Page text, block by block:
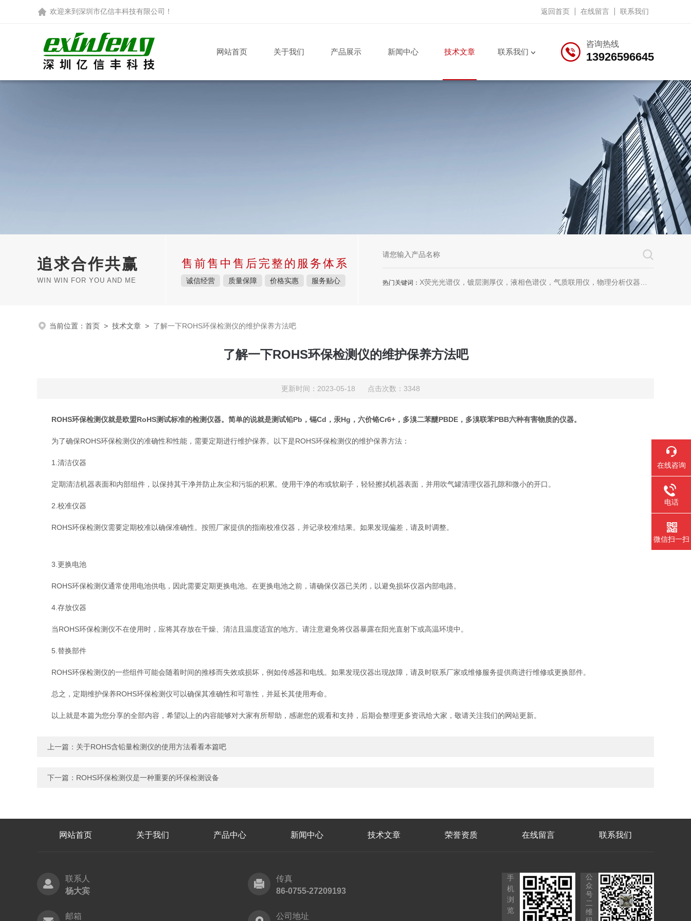
欢迎来到 深圳市亿信丰科技有限公司 ！ 返回首页 在线留言 联系我们
咨询热线
13926596645
网站首页 关于我们 产品展示 新闻中心 技术文章 联系我们
追求合作共赢
WIN WIN FOR YOU AND ME
售前售中售后完整的服务体系
诚信经营 质量保障 价格实惠 服务贴心 热门关键词： X荧光光谱仪，镀层测厚仪，液相色谱仪，气质联用仪，物理分析仪器，化学分析仪器
当前位置： 首页 > 技术文章 > 了解一下ROHS环保检测仪的维护保养方法吧
了解一下ROHS环保检测仪的维护保养方法吧
更新时间：2023-05-18 点击次数：3348
ROHS环保检测仪就是欧盟RoHS测试标准的检测仪器。简单的说就是测试铅Pb，镉Cd，汞Hg，六价铬Cr6+，多溴二苯醚PBDE，多溴联苯PBB六种有害物质的仪器。
为了确保ROHS环保检测仪的准确性和性能，需要定期进行维护保养。以下是ROHS环保检测仪的维护保养方法：
1.清洁仪器
定期清洁机器表面和内部组件，以保持其干净并防止灰尘和污垢的积累。使用干净的布或软刷子，轻轻擦拭机器表面，并用吹气罐清理仪器孔隙和微小的开口。
2.校准仪器
ROHS环保检测仪需要定期校准以确保准确性。按照厂家提供的指南校准仪器，并记录校准结果。如果发现偏差，请及时调整。
3.更换电池
ROHS环保检测仪通常使用电池供电，因此需要定期更换电池。在更换电池之前，请确保仪器已关闭，以避免损坏仪器内部电路。
4.存放仪器
当ROHS环保检测仪不在使用时，应将其存放在干燥、清洁且温度适宜的地方。请注意避免将仪器暴露在阳光直射下或高温环境中。
5.替换部件
ROHS环保检测仪的一些组件可能会随着时间的推移而失效或损坏，例如传感器和电线。如果发现仪器出现故障，请及时联系厂家或维修服务提供商进行维修或更换部件。
总之，定期维护保养ROHS环保检测仪可以确保其准确性和可靠性，并延长其使用寿命。
以上就是本篇为您分享的全部内容，希望以上的内容能够对大家有所帮助，感谢您的观看和支持，后期会整理更多资讯给大家，敬请关注我们的网站更新。
上一篇： 关于ROHS含铅量检测仪的使用方法看看本篇吧
下一篇： ROHS环保检测仪是一种重要的环保检测设备
网站首页 关于我们 产品中心 新闻中心 技术文章 荣誉资质 在线留言 联系我们
联系人
杨大宾
传真
86-0755-27209193
邮箱 公司地址
手
机
浏
览
公
众
号
二
维
在线咨询
电话
微信扫一扫